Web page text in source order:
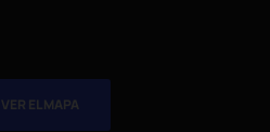
VER EL MAPA